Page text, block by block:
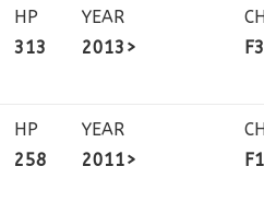
HP
313
YEAR
2013>
HP
258
YEAR
2011>